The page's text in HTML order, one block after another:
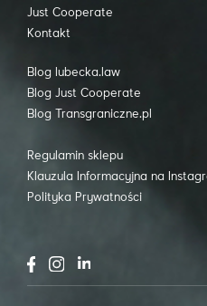
Just Cooperate
Kontakt
Blog lubecka.law
Blog Just Cooperate
Blog Transgraniczne.pl
Regulamin sklepu
Klauzula Informacyjna na
Polityka Prywatności